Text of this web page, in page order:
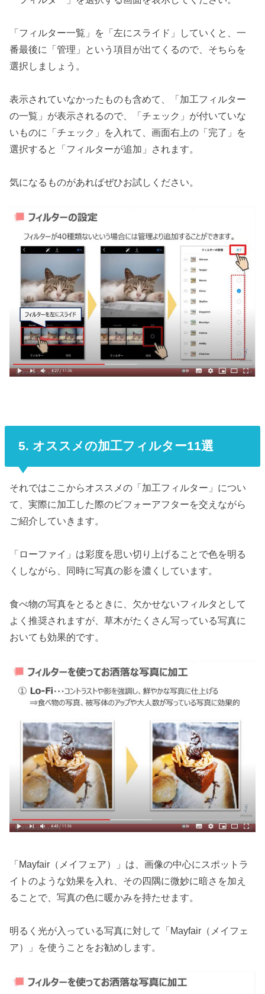
「フィルター一覧」を「左にスライド」していくと、一
番最後に「管理」という項目が出てくるので、そちらを
選択しましょう。
表示されていなかったものも含めて、「加工フィルター
の一覧」が表示されるので、「チェック」が付いていな
いものに「チェック」を入れて、画面右上の「完了」を
選択すると「フィルターが追加」されます。
気になるものがあればぜひお試しください。
5. オススメの加工フィルター11選
それではここからオススメの「加工フィルター」につい
て、実際に加工した際のビフォーアフターを交えながら
ご紹介していきます。
「ローファイ」は彩度を思い切り上げることで色を明る
くしながら、同時に写真の影を濃くしています。
食べ物の写真をとるときに、欠かせないフィルタとして
よく推奨されますが、草木がたくさん写っている写真に
おいても効果的です。
「Mayfair（メイフェア）」は、画像の中心にスポットラ
イトのような効果を入れ、その四隅に微妙に暗さを加え
ることで、写真の色に暖かみを持たせます。
明るく光が入っている写真に対して「Mayfair（メイフェ
ア）」を使うことをお勧めします。